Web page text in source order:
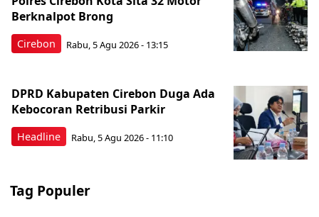
Cirebon
Berknalpot Brong
Rabu, 5 Agu 2026 - 13:15
Headline
DPRD Kabupaten Cirebon Duga Ada
Kebocoran Retribusi Parkir
Rabu, 5 Agu 2026 - 11:10
Tag Populer